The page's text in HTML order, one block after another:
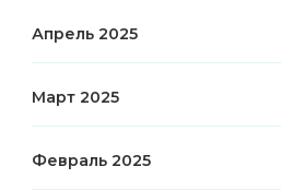
Апрель 2025
Март 2025
Февраль 2025